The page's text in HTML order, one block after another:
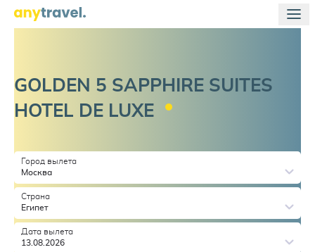
GOLDEN 5 SAPPHIRE SUITES
HOTEL DE LUXE
Город вылета
Москва
Страна
Египет
Дата вылета
13.08.2026